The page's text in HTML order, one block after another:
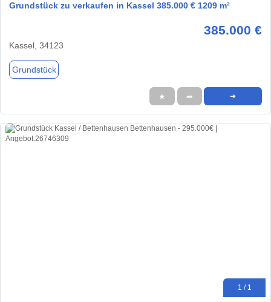
Grundstück zu verkaufen in Kassel 385.000 € 1209 m²
385.000 €
Kassel, 34123
Grundstück
★ ➦ ➜
1 / 1